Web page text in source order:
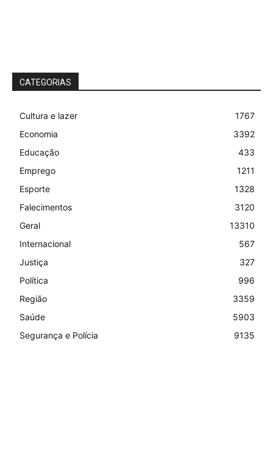
CATEGORIAS
Cultura e lazer
1767
Economia
3392
Educação
433
Emprego
1211
Esporte
1328
Falecimentos
3120
Geral
13310
Internacional
567
Justiça
327
Política
996
Região
3359
Saúde
5903
Segurança e Polícia
9135